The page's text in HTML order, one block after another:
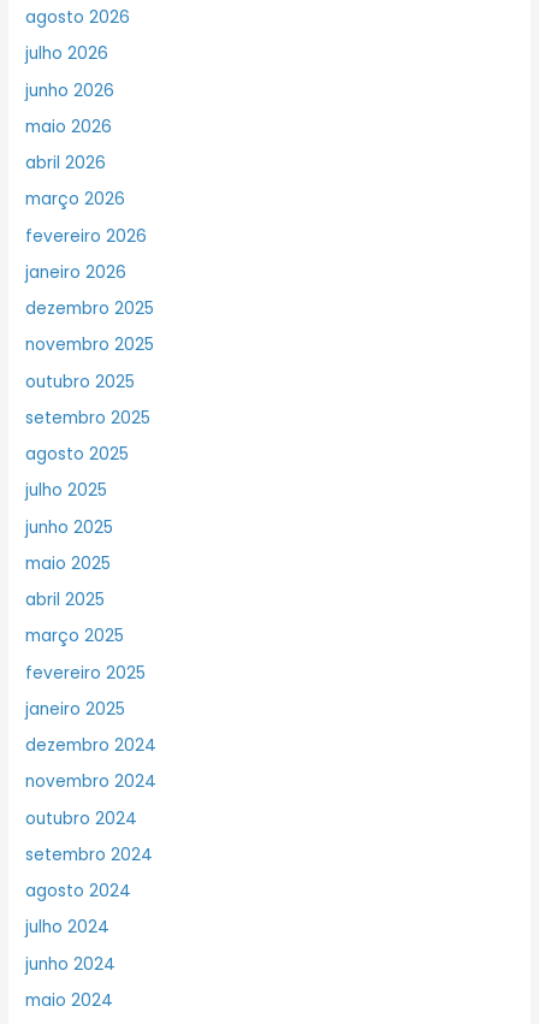
agosto 2026
julho 2026
junho 2026
maio 2026
abril 2026
março 2026
fevereiro 2026
janeiro 2026
dezembro 2025
novembro 2025
outubro 2025
setembro 2025
agosto 2025
julho 2025
junho 2025
maio 2025
abril 2025
março 2025
fevereiro 2025
janeiro 2025
dezembro 2024
novembro 2024
outubro 2024
setembro 2024
agosto 2024
julho 2024
junho 2024
maio 2024